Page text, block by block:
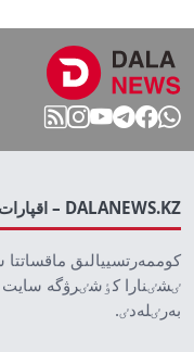
DALANEWS.KZ – اقپارات اگەنتتٸگٸ
كوممەرتسييالىق
ٸشٸنارا كٶشٸرۋگە سايت
بەرٸلەدٸ.